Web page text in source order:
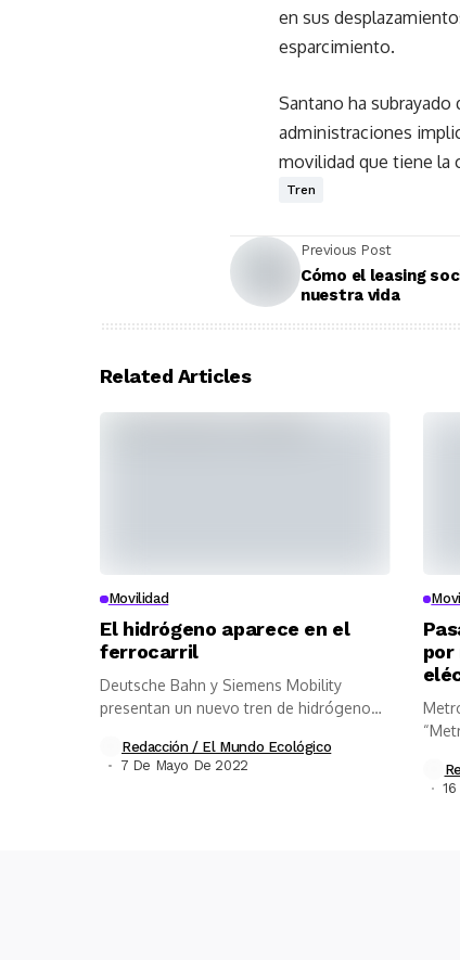
en sus
esparcimiento.
Santano ha
administraciones
movilidad que tiene la
Tren
Previous Post
Cómo el leasing
nuestra vida
Related Articles
Movilidad
El hidrógeno aparece en el
ferrocarril
Deutsche Bahn y Siemens Mobility
presentan un nuevo tren de hidrógeno
Redacción / El Mundo Ecológico
7 De Mayo De 2022
por